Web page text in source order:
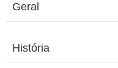
Geral
História